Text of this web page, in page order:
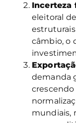
Incerteza
eleitoral
câmbio, o
demanda
crescendo
mundiais,